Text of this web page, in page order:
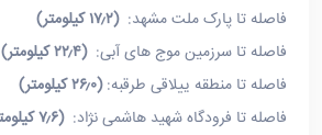
فاصله تا پارک ملت مشهد:(۱۷٫۲ کیلومتر)
فاصله تا سرزمین موج های آبی:(۲۲٫۴ کیلومتر)
فاصله تا منطقه ییلاقی طرقبه:(۲۶٫۰ کیلومتر)
فاصله تا فرودگاه شهید هاشمی نژاد:(۷٫۶ کیلومتر)